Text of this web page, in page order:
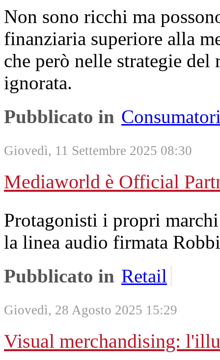
Non sono ricchi ma
finanziaria superiore alla
che però nelle strategie
ignorata.
Pubblicato in
Giovedì, 11 Settembre 2025 08:30
Mediaworld è Official
Protagonisti i propri
la linea audio firmata
Pubblicato in Retail
Giovedì, 28 Agosto 2025 15:29
Visual merchandising: